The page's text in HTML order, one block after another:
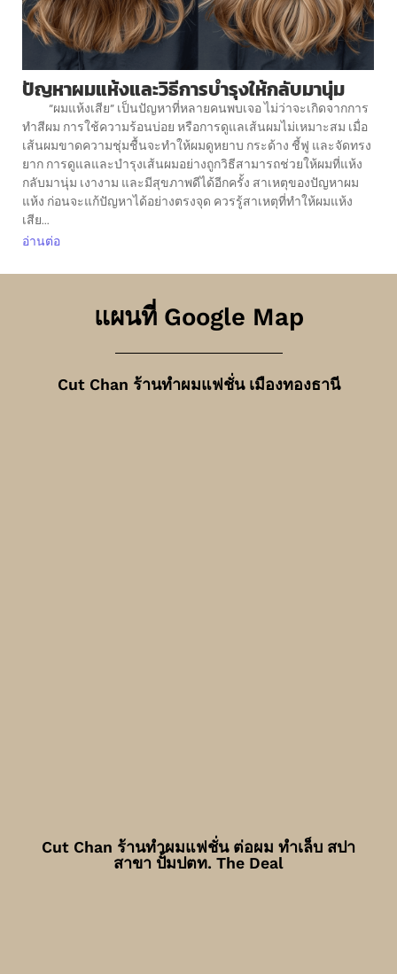
ปัญหาผมแห้งและวิธีการบำรุงให้กลับมานุ่ม
“ผมแห้งเสีย” เป็นปัญหาที่หลายคนพบเจอ ไม่ว่าจะเกิดจากการ
ทำสีผม การใช้ความร้อนบ่อย หรือการดูแลเส้นผมไม่เหมาะสม เมื่อ
เส้นผมขาดความชุ่มชื้นจะทำให้ผมดูหยาบ กระด้าง ชี้ฟู และจัดทรง
ยาก การดูแลและบำรุงเส้นผมอย่างถูกวิธีสามารถช่วยให้ผมที่แห้ง
กลับมานุ่ม เงางาม และมีสุขภาพดีได้อีกครั้ง สาเหตุของปัญหาผม
แห้ง ก่อนจะแก้ปัญหาได้อย่างตรงจุด ควรรู้สาเหตุที่ทำให้ผมแห้ง
เสีย...
อ่านต่อ
แผนที่ Google Map
Cut Chan ร้านทำผมแฟชั่น เมืองทองธานี
Cut Chan ร้านทำผมแฟชั่น ต่อผม ทำเล็บ สปา
สาขา ปั้มปตท. The Deal